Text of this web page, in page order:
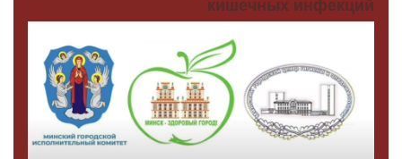
кишечных инфекций